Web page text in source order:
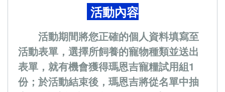
活動內容
活動期間將您正確的個人資料填寫至
活動表單，選擇所飼養的寵物種類並送出
表單，就有機會獲得瑪恩吉寵糧試用組1
份；於活動結束後，瑪恩吉將從名單中抽